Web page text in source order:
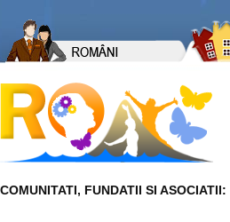
COMUNITATI, FUNDATII SI ASOCIATII: